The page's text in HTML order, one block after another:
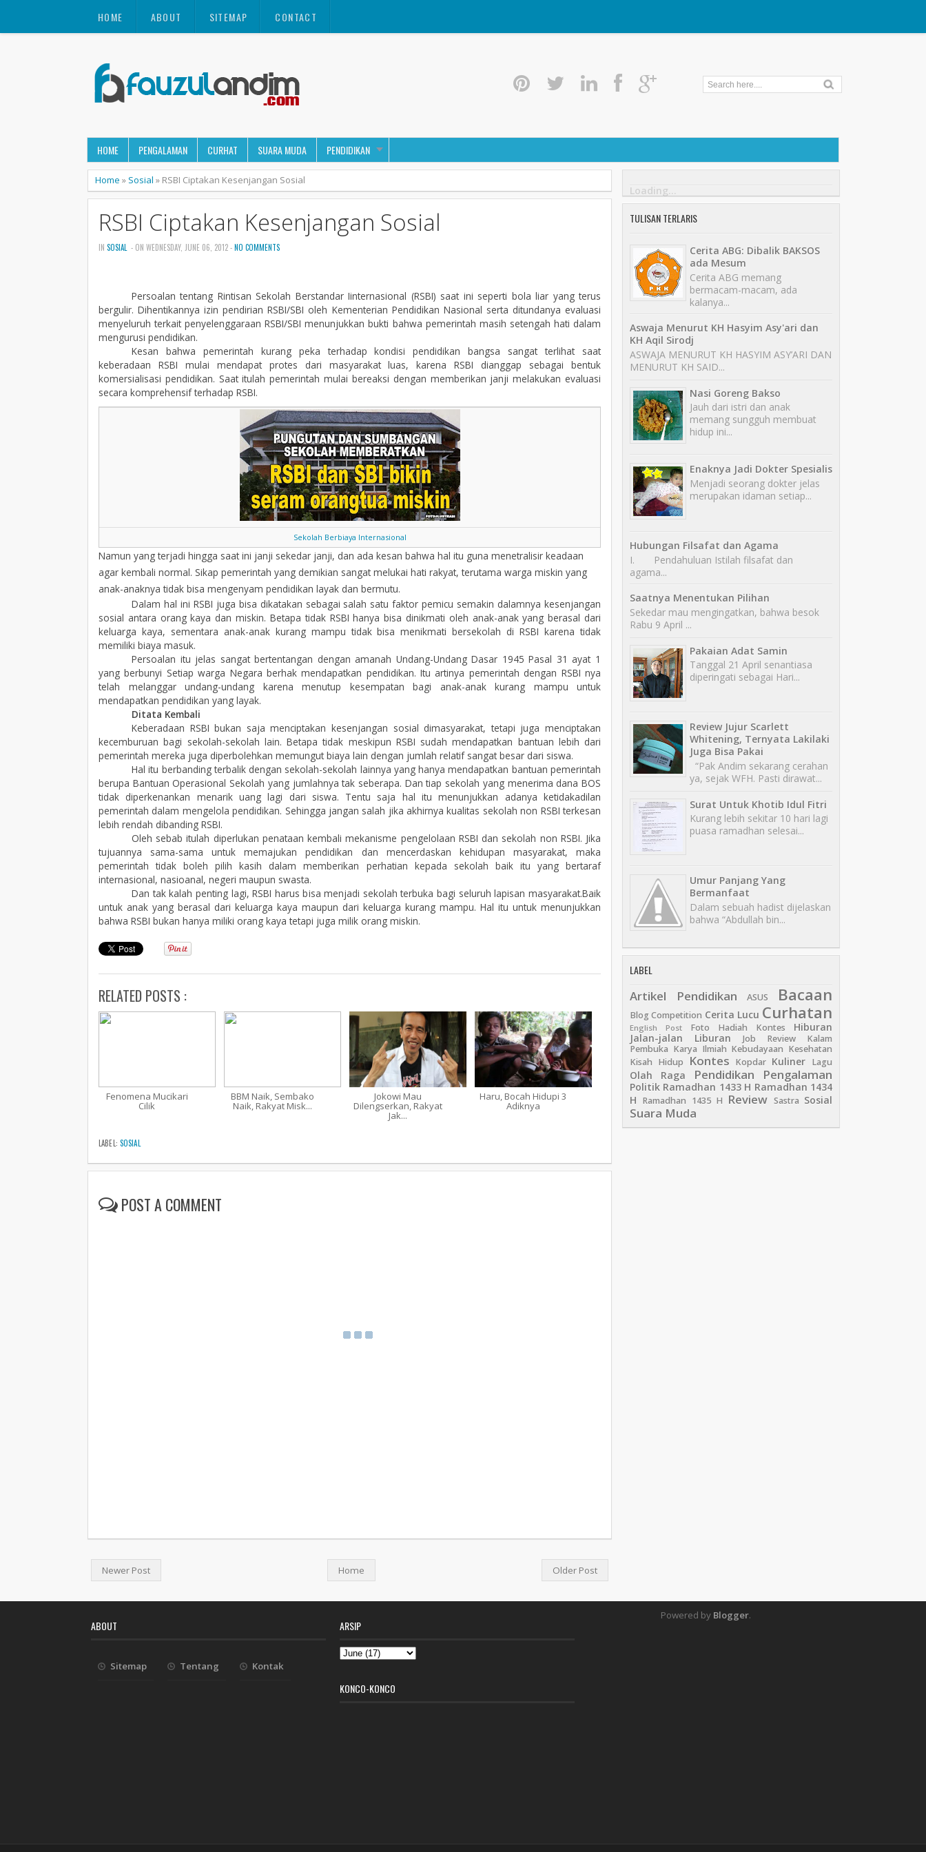
HOME ABOUT SITEMAP CONTACT
HOME PENGALAMAN CURHAT SUARA MUDA PENDIDIKAN
Home » Sosial » RSBI Ciptakan Kesenjangan Sosial
RSBI Ciptakan Kesenjangan Sosial
IN SOSIAL - ON WEDNESDAY, JUNE 06, 2012 -NO COMMENTS
Persoalan tentang Rintisan Sekolah Berstandar Iinternasional (RSBI) saat ini seperti bola liar yang terus
bergulir. Dihentikannya izin pendirian RSBI/SBI oleh Kementerian Pendidikan Nasional serta ditundanya evaluasi
menyeluruh terkait penyelenggaraan RSBI/SBI menunjukkan bukti bahwa pemerintah masih setengah hati dalam
mengurusi pendidikan.
Kesan bahwa pemerintah kurang peka terhadap kondisi pendidikan bangsa sangat terlihat saat
keberadaan RSBI mulai mendapat protes dari masyarakat luas, karena RSBI dianggap sebagai bentuk
komersialisasi pendidikan. Saat itulah pemerintah mulai bereaksi dengan memberikan janji melakukan evaluasi
secara komprehensif terhadap RSBI.
Sekolah Berbiaya Internasional
Namun yang terjadi hingga saat ini janji sekedar janji, dan ada kesan bahwa hal itu guna menetralisir keadaan
agar kembali normal. Sikap pemerintah yang demikian sangat melukai hati rakyat, terutama warga miskin yang
anak-anaknya tidak bisa mengenyam pendidikan layak dan bermutu.
Dalam hal ini RSBI juga bisa dikatakan sebagai salah satu faktor pemicu semakin dalamnya kesenjangan
sosial antara orang kaya dan miskin. Betapa tidak RSBI hanya bisa dinikmati oleh anak-anak yang berasal dari
keluarga kaya, sementara anak-anak kurang mampu tidak bisa menikmati bersekolah di RSBI karena tidak
memiliki biaya masuk.
Persoalan itu jelas sangat bertentangan dengan amanah Undang-Undang Dasar 1945 Pasal 31 ayat 1
yang berbunyi Setiap warga Negara berhak mendapatkan pendidikan. Itu artinya pemerintah dengan RSBI nya
telah melanggar undang-undang karena menutup kesempatan bagi anak-anak kurang mampu untuk
mendapatkan pendidikan yang layak.
Ditata Kembali
Keberadaan RSBI bukan saja menciptakan kesenjangan sosial dimasyarakat, tetapi juga menciptakan
kecemburuan bagi sekolah-sekolah lain. Betapa tidak meskipun RSBI sudah mendapatkan bantuan lebih dari
pemerintah mereka juga diperbolehkan memungut biaya lain dengan jumlah relatif sangat besar dari siswa.
Hal itu berbanding terbalik dengan sekolah-sekolah lainnya yang hanya mendapatkan bantuan pemerintah
berupa Bantuan Operasional Sekolah yang jumlahnya tak seberapa. Dan tiap sekolah yang menerima dana BOS
tidak diperkenankan menarik uang lagi dari siswa. Tentu saja hal itu menunjukkan adanya ketidakadilan
pemerintah dalam mengelola pendidikan. Sehingga jangan salah jika akhirnya kualitas sekolah non RSBI terkesan
lebih rendah dibanding RSBI.
Oleh sebab itulah diperlukan penataan kembali mekanisme pengelolaan RSBI dan sekolah non RSBI. Jika
tujuannya sama-sama untuk memajukan pendidikan dan mencerdaskan kehidupan masyarakat, maka
pemerintah tidak boleh pilih kasih dalam memberikan perhatian kepada sekolah baik itu yang bertaraf
internasional, nasioanal, negeri maupun swasta.
Dan tak kalah penting lagi, RSBI harus bisa menjadi sekolah terbuka bagi seluruh lapisan masyarakat.Baik
untuk anak yang berasal dari keluarga kaya maupun dari keluarga kurang mampu. Hal itu untuk menunjukkan
bahwa RSBI bukan hanya miliki orang kaya tetapi juga milik orang miskin.
RELATED POSTS :
Fenomena Mucikari
Cilik
BBM Naik, Sembako
Naik, Rakyat Misk...
Jokowi Mau
Dilengserkan, Rakyat
Jak...
Haru, Bocah Hidupi 3
Adiknya
LABEL: SOSIAL
POST A COMMENT
Newer Post Older Post
Home
Loading...
TULISAN TERLARIS
Cerita ABG: Dibalik BAKSOS
ada Mesum
Cerita ABG memang
bermacam-macam, ada
kalanya...
Aswaja Menurut KH Hasyim Asy'ari dan
KH Aqil Sirodj
ASWAJA MENURUT KH HASYIM ASY’ARI DAN
MENURUT KH SAID...
Nasi Goreng Bakso
Jauh dari istri dan anak
memang sungguh membuat
hidup ini...
Enaknya Jadi Dokter Spesialis
Menjadi seorang dokter jelas
merupakan idaman setiap...
Hubungan Filsafat dan Agama
I. Pendahuluan Istilah filsafat dan
agama...
Saatnya Menentukan Pilihan
Sekedar mau mengingatkan, bahwa besok
Rabu 9 April ...
Pakaian Adat Samin
Tanggal 21 April senantiasa
diperingati sebagai Hari...
Review Jujur Scarlett
Whitening, Ternyata Lakilaki
Juga Bisa Pakai
“Pak Andim sekarang cerahan
ya, sejak WFH. Pasti dirawat...
Surat Untuk Khotib Idul Fitri
Kurang lebih sekitar 10 hari lagi
puasa ramadhan selesai...
Umur Panjang Yang
Bermanfaat
Dalam sebuah hadist dijelaskan
bahwa “Abdullah bin...
LABEL
Artikel Pendidikan ASUS Bacaan
Blog Competition Cerita Lucu Curhatan
English Post Foto Hadiah Kontes
Hiburan
Jalan-jalan Liburan
Job Review
Kalam
Pembuka Karya Ilmiah Kebudayaan Kesehatan
Kisah Hidup
Kontes Kopdar Kuliner Lagu
Olah Raga Pendidikan Pengalaman
Politik Ramadhan 1433 H Ramadhan 1434
H Ramadhan 1435 H Review Sastra Sosial
Suara Muda
ABOUT
Sitemap Tentang Kontak
ARSIP
KONCO-KONCO
Powered by Blogger.